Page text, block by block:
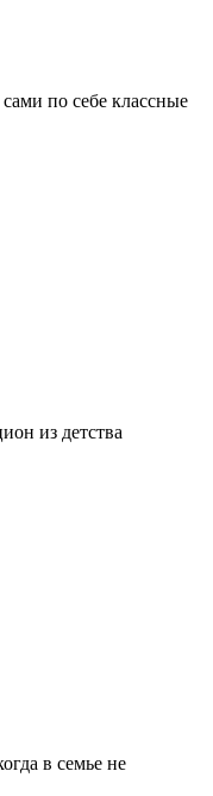
по себе классные
из детства
в семье не